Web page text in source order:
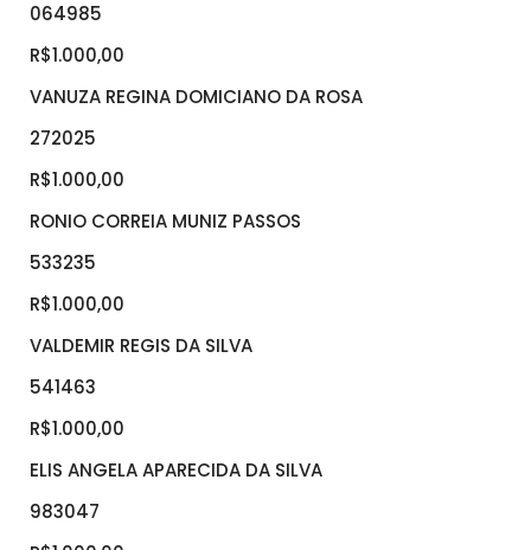
064985
R$1.000,00
VANUZA REGINA DOMICIANO DA ROSA
272025
R$1.000,00
RONIO CORREIA MUNIZ PASSOS
533235
R$1.000,00
VALDEMIR REGIS DA SILVA
541463
R$1.000,00
ELIS ANGELA APARECIDA DA SILVA
983047